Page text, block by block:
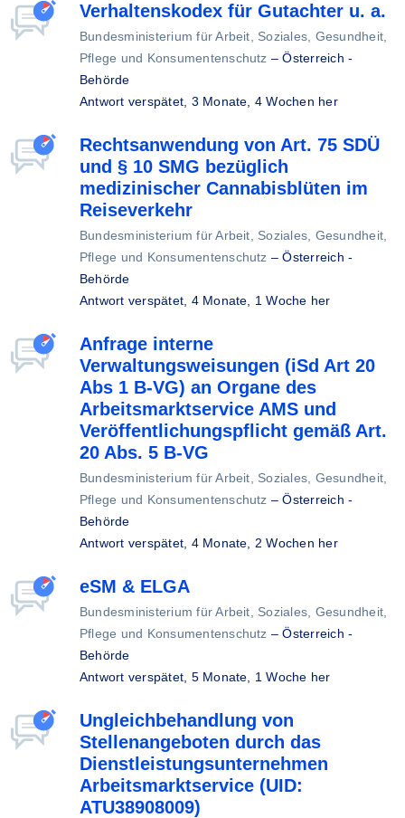
Verhaltenskodex für Gutachter u. a.
Bundesministerium für Arbeit, Soziales, Gesundheit,
Pflege und Konsumentenschutz –Österreich -
Behörde
Antwort verspätet, 3 Monate, 4 Wochen her
Rechtsanwendung von Art. 75 SDÜ
und § 10 SMG bezüglich
medizinischer Cannabisblüten im
Reiseverkehr
Bundesministerium für Arbeit, Soziales, Gesundheit,
Pflege und Konsumentenschutz –Österreich -
Behörde
Antwort verspätet, 4 Monate, 1 Woche her
Anfrage interne
Verwaltungsweisungen (iSd Art 20
Abs 1 B-VG) an Organe des
Arbeitsmarktservice AMS und
Veröffentlichungspflicht gemäß Art.
20 Abs. 5 B-VG
Bundesministerium für Arbeit, Soziales, Gesundheit,
Pflege und Konsumentenschutz –Österreich -
Behörde
Antwort verspätet, 4 Monate, 2 Wochen her
eSM & ELGA
Bundesministerium für Arbeit, Soziales, Gesundheit,
Pflege und Konsumentenschutz –Österreich -
Behörde
Antwort verspätet, 5 Monate, 1 Woche her
Ungleichbehandlung von
Stellenangeboten durch das
Dienstleistungsunternehmen
Arbeitsmarktservice (UID:
ATU38908009)